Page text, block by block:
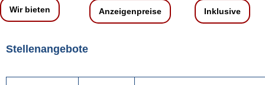
Wir bieten Anzeigenpreise Inklusive
Stellenangebote